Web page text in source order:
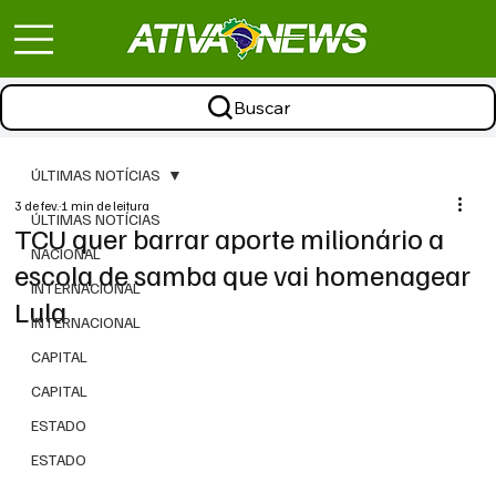
Buscar
ÚLTIMAS NOTÍCIAS
NACIONAL
INTERNACIONAL
INTERNACIONAL
CAPITAL
CAPITAL
ESTADO
ESTADO
ÚLTIMAS NOTÍCIAS
TCU quer barrar aporte milionário a
escola de samba que vai homenagear
Lula
3 de fev.1 min de leitura